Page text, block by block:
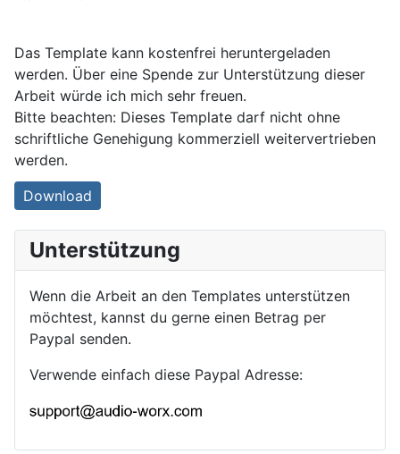
Das Template kann kostenfrei heruntergeladen
werden. Über eine Spende zur Unterstützung dieser
Arbeit würde ich mich sehr freuen.
Bitte beachten: Dieses Template darf nicht ohne
schriftliche Genehigung kommerziell weitervertrieben
werden.
Download
Unterstützung
Wenn die Arbeit an den Templates unterstützen
möchtest, kannst du gerne einen Betrag per
Paypal senden.
Verwende einfach diese Paypal Adresse: